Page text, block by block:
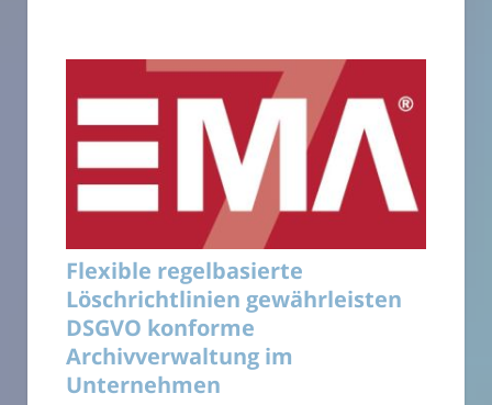
Flexible regelbasierte
Löschrichtlinien gewährleisten
DSGVO konforme
Archivverwaltung im
Unternehmen